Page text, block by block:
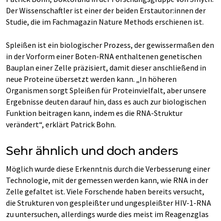
Der Wissenschaftler ist einer der beiden Erstautor:innen der
Studie, die im Fachmagazin Nature Methods erschienen ist.
Spleißen ist ein biologischer Prozess, der gewissermaßen den
in der Vorform einer Boten-RNA enthaltenen genetischen
Bauplan einer Zelle präzisiert, damit dieser anschließend in
neue Proteine übersetzt werden kann. „In höheren
Organismen sorgt Spleißen für Proteinvielfalt, aber unsere
Ergebnisse deuten darauf hin, dass es auch zur biologischen
Funktion beitragen kann, indem es die RNA-Struktur
verändert“, erklärt Patrick Bohn.
Sehr ähnlich und doch anders
Möglich wurde diese Erkenntnis durch die Verbesserung einer
Technologie, mit der gemessen werden kann, wie RNA in der
Zelle gefaltet ist. Viele Forschende haben bereits versucht,
die Strukturen von gespleißter und ungespleißter HIV-1-RNA
zu untersuchen, allerdings wurde dies meist im Reagenzglas